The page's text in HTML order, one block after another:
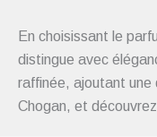
En choisissant le
distingue avec
raffinée, ajoutant une
Chogan, et